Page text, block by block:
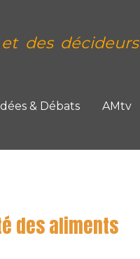
des décideurs
& Débats AMtv
des aliments